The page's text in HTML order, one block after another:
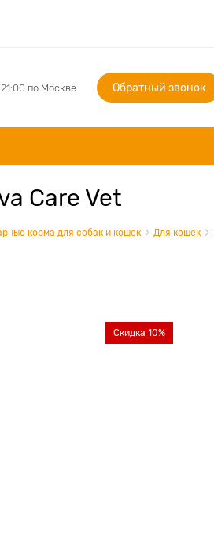
по Москве Обратный звонок
Care Vet
корма для собак и кошек Для кошек
Скидка 10%